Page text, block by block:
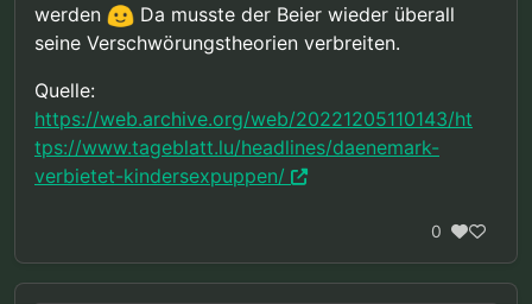
werden
Da musste der Beier wieder überall
seine Verschwörungstheorien verbreiten.
Quelle:
https://web.archive.org/web/20221205110143/ht
tps://www.tageblatt.lu/headlines/daenemark-
verbietet-kindersexpuppen/
0